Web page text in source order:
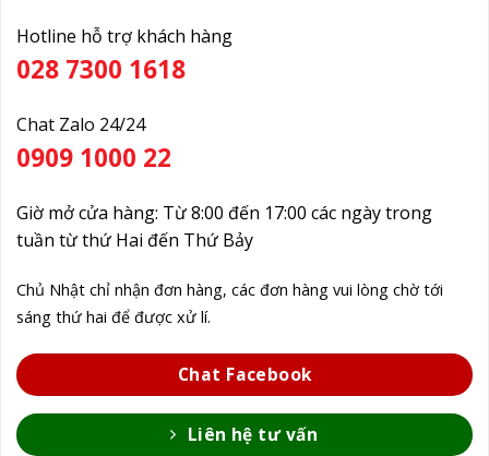
Hotline hỗ trợ khách hàng
028 7300 1618
Chat Zalo 24/24
0909 1000 22
Giờ mở cửa hàng: Từ 8:00 đến 17:00 các ngày trong
tuần từ thứ Hai đến Thứ Bảy
Chủ Nhật chỉ nhận đơn hàng, các đơn hàng vui lòng chờ tới
sáng thứ hai để được xử lí.
Chat Facebook
Liên hệ tư vấn